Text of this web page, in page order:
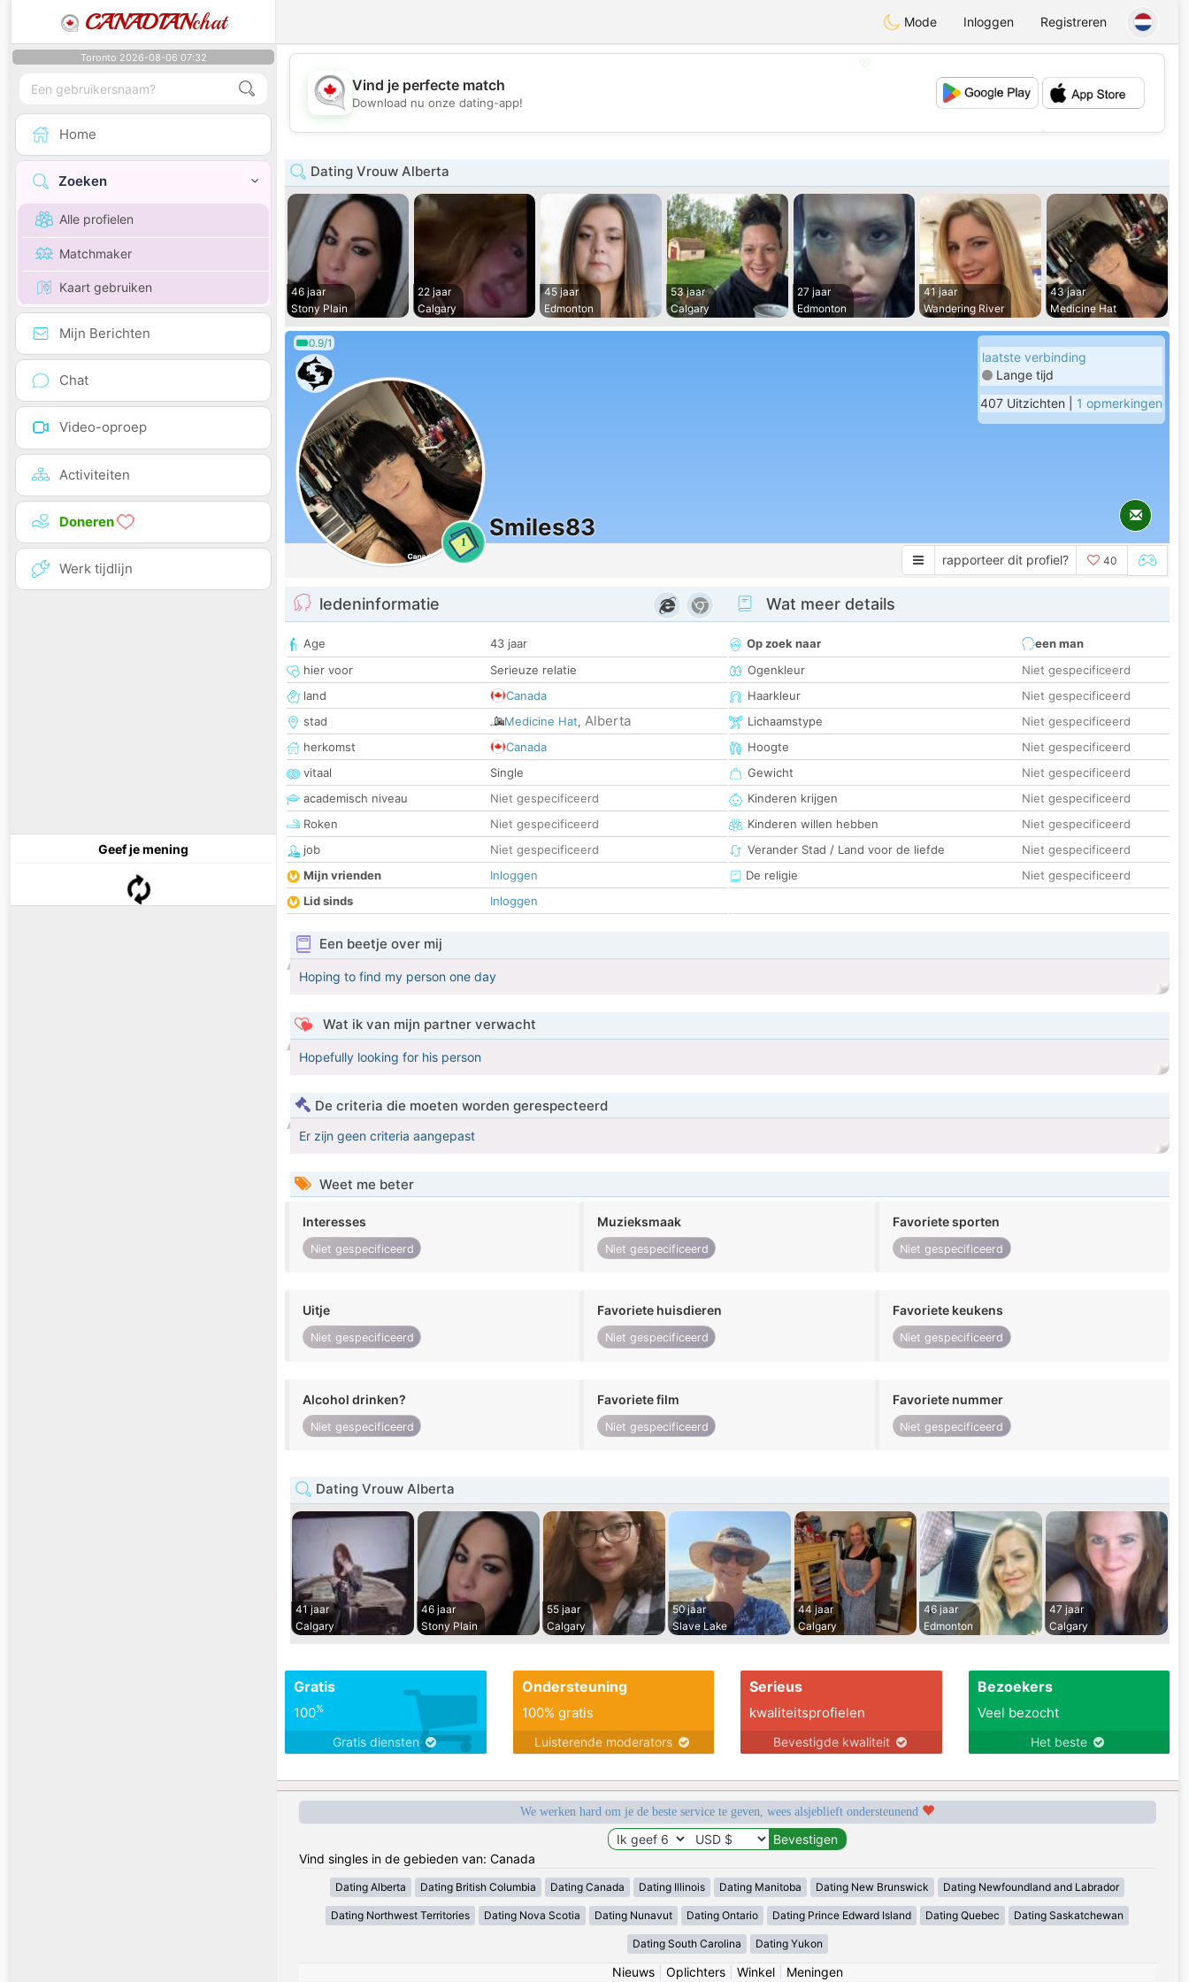
CANADIANchat Mode Inloggen Registreren
Toronto 2026-08-06 07:32
Home
Zoeken
Alle profielen
Matchmaker
Kaart gebruiken
Mijn Berichten
Chat
Video-oproep
Activiteiten
Doneren
Werk tijdlijn
Geef je mening
💕
Vind je perfecte match
Download nu onze dating-app!
Dating Vrouw Alberta
46 jaar
Stony Plain
22 jaar
Calgary
45 jaar
Edmonton
53 jaar
Calgary
27 jaar
Edmonton
41 jaar
Wandering River
43 jaar
Medicine Hat
0.9/1
1
Smiles83
laatste verbinding
Lange tijd
407 Uitzichten | 1 opmerkingen
rapporteer dit profiel? 40
ledeninformatie
Age
43 jaar
hier voor
Serieuze relatie
land
Canada
stad
Medicine Hat, Alberta
herkomst
Canada
vitaal
Single
academisch niveau
Niet gespecificeerd
Roken
Niet gespecificeerd
job
Niet gespecificeerd
Mijn vrienden
Inloggen
Lid sinds
Inloggen
Wat meer details
Op zoek naar
een man
Ogenkleur
Niet gespecificeerd
Haarkleur
Niet gespecificeerd
Lichaamstype
Niet gespecificeerd
Hoogte
Niet gespecificeerd
Gewicht
Niet gespecificeerd
Kinderen krijgen
Niet gespecificeerd
Kinderen willen hebben
Niet gespecificeerd
Verander Stad / Land voor de liefde
Niet gespecificeerd
De religie
Niet gespecificeerd
Een beetje over mij
Hoping to find my person one day
Wat ik van mijn partner verwacht
Hopefully looking for his person
De criteria die moeten worden gerespecteerd
Er zijn geen criteria aangepast
Weet me beter
Interesses
Niet gespecificeerd
Muzieksmaak
Niet gespecificeerd
Favoriete sporten
Niet gespecificeerd
Uitje
Niet gespecificeerd
Favoriete huisdieren
Niet gespecificeerd
Favoriete keukens
Niet gespecificeerd
Alcohol drinken?
Niet gespecificeerd
Favoriete film
Niet gespecificeerd
Favoriete nummer
Niet gespecificeerd
Dating Vrouw Alberta
41 jaar
Calgary
46 jaar
Stony Plain
55 jaar
Calgary
50 jaar
Slave Lake
44 jaar
Calgary
46 jaar
Edmonton
47 jaar
Calgary
Gratis
100%
Gratis diensten
Ondersteuning
100% gratis
Luisterende moderators
Serieus
kwaliteitsprofielen
Bevestigde kwaliteit
Bezoekers
Veel bezocht
Het beste
We werken hard om je de beste service te geven, wees alsjeblieft ondersteunend
Vind singles in de gebieden van: Canada
Dating Alberta Dating British Columbia Dating Canada Dating Illinois Dating Manitoba Dating New Brunswick Dating Newfoundland and Labrador
Dating Northwest Territories Dating Nova Scotia Dating Nunavut Dating Ontario Dating Prince Edward Island Dating Quebec Dating Saskatchewan
Dating South Carolina Dating Yukon
Nieuws| Oplichters| Winkel| Meningen